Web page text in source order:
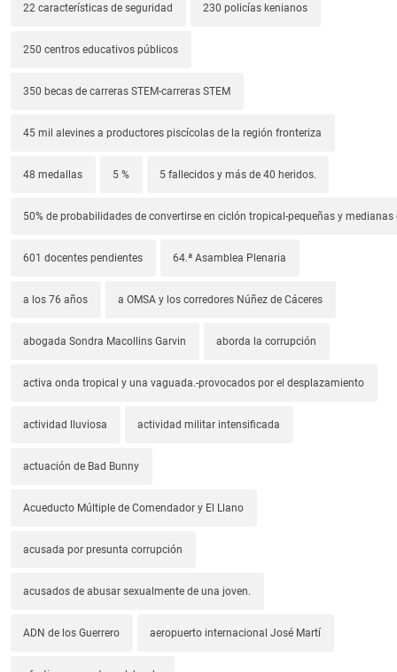
22 características de seguridad 230 policías kenianos
250 centros educativos públicos
350 becas de carreras STEM-carreras STEM
45 mil alevines a productores piscícolas de la región fronteriza
48 medallas 5 % 5 fallecidos y más de 40 heridos.
50% de probabilidades de convertirse en ciclón tropical-pequeñas y
601 docentes pendientes 64.ª Asamblea Plenaria
a los 76 años a OMSA y los corredores Núñez de Cáceres
abogada Sondra Macollins Garvin aborda la corrupción
activa onda tropical y una vaguada.-provocados por el desplazamiento
actividad lluviosa actividad militar intensificada
actuación de Bad Bunny
Acueducto Múltiple de Comendador y El Llano
acusada por presunta corrupción
acusados de abusar sexualmente de una joven.
ADN de los Guerrero aeropuerto internacional José Martí